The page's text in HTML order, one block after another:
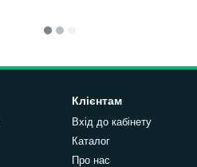
Клієнтам
Вхід до кабінету
Каталог
Про нас